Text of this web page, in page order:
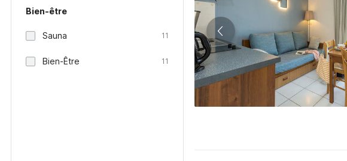
Bien-être
Sauna 11
Bien-Être 11